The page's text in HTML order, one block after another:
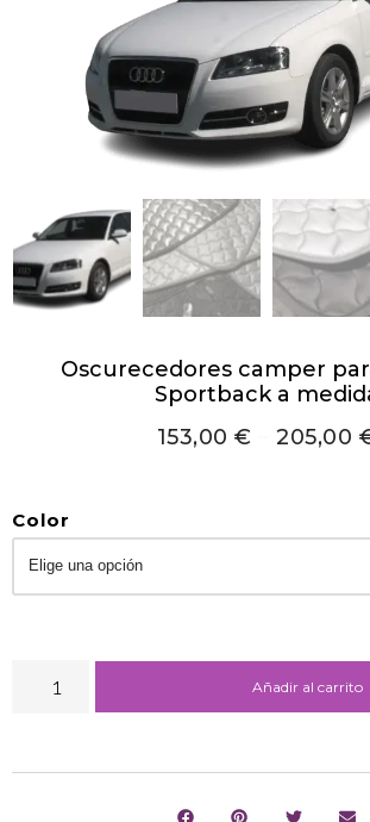
Oscurecedores camper
Sportback a
153,00€ 205,00
Color
Añadir al carrito